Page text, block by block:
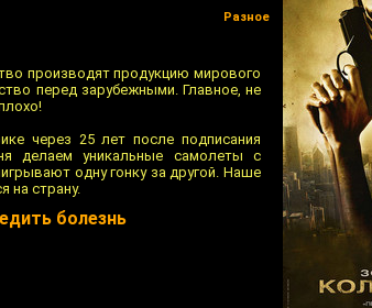
Разное
производят продукцию мирового
перед зарубежными. Главное, не
через 25 лет после подписания
делаем уникальные самолеты с
одну гонку за другой. Наше
на страну.
болезнь